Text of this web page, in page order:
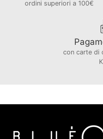
ordini superiori a 100€
con carte di